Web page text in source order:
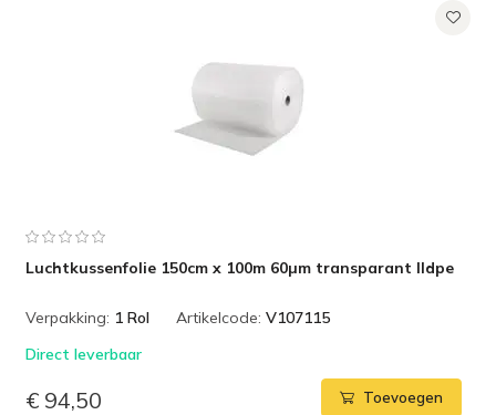
Luchtkussenfolie 150cm x 100m 60µm transparant lldpe
Verpakking: 1 Rol Artikelcode: V107115
Direct leverbaar
€ 94,50 Toevoegen